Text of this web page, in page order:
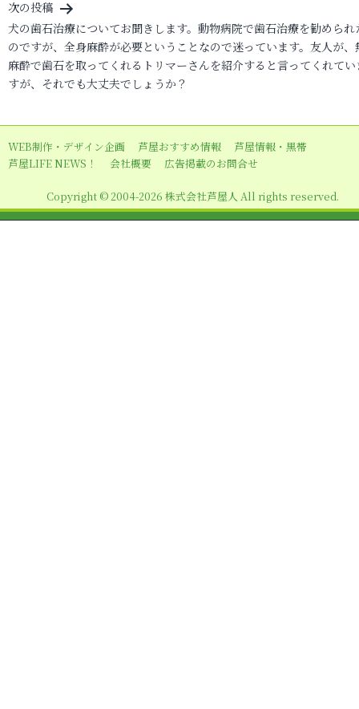
ビ
ゲ
ー
ョ
ン
次の投稿
犬の歯石治療についてお聞きします。動物病院で歯石治療を勧められ
のですが、全身麻酔が必要ということなので迷っています。友人が、
麻酔で歯石を取ってくれるトリマーさんを紹介すると言ってくれてい
すが、それでも大丈夫でしょうか？
WEB制作・デザイン企画 芦屋おすすめ情報
芦屋情報・黒帯
芦屋LIFE NEWS！
会社概要 広告掲載のお問合せ
Copyright © 2004-2026 株式会社芦屋人 All rights reserved.